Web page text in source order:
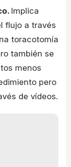
Implica
flujo a través
toracotomía
también se
menos
pero
de vídeos.